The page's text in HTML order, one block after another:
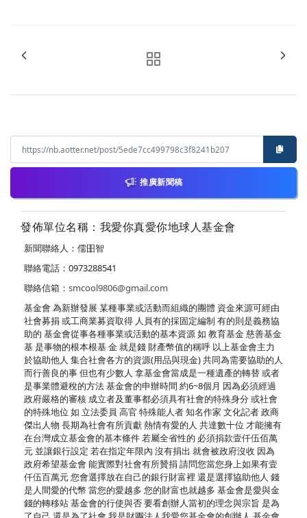
推廣新聞稿
發佈單位名稱：我愛你真愛你地球人基金會
新聞聯絡人：儒昍智
聯絡電話：0973288541
聯絡信箱： smcool9806@gmail.com
基金會 為新辦發展 某種事業或活動而組織的團體 資金來源可經由
社會募捐 或工商業募資取得 人員有的採固定編制 有的則是義務協
助的 基金會從事各種事業或活動的基本資源 如 教育基金 慈善基金
基 是事物的根本根基 金 就是錢 財產幣值的稱呼 以上基金會主力
於協助他人 集合社會各方的資源(用品與現金) 共同為需要協助的人
而行善良的事 但也有少數人 拿基金會當成是一種遺產的轉替 或者
是事業體避稅的方法 基金會的申辦時間 約6~8個月 因為必須經過
政府嚴格的審核 成立者及董事都必須具有社會的特殊身分 或社會
的特殊地位 如 立法委員 高官 特殊能人者 知名作家 文化記者 政商
傑出人物 長期為社會有所貢獻 熱情有愛的人 共達數十位 才能擁有
在台灣成立基金會的基本條件 若屬全省性的 必須捐款壹仟伍佰萬
元 並讓銀行設定 若在指定年限內 沒有捐出 就會被政府沒收 因為
政府希望基金會 能實際對社會有所贊捐 請問您當您身上如果有壹
仟伍百萬元 您會選擇放在自己的銀行財富裡 還是選擇協助他人 錢
是人間愛的代幣 當您的愛越多 您的財富也就越多 基金會是愛與金
錢的轉移站 基金會的行使與否 要看創辦人當初的理念與宗旨 是為